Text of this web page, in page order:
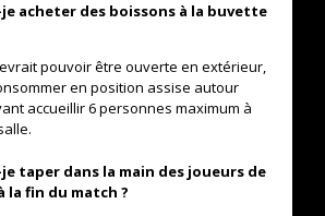
acheter des boissons à la buvette
pouvoir être ouverte en extérieur,
en position assise autour
accueillir 6 personnes maximum à
taper dans la main des joueurs de
la fin du match ?